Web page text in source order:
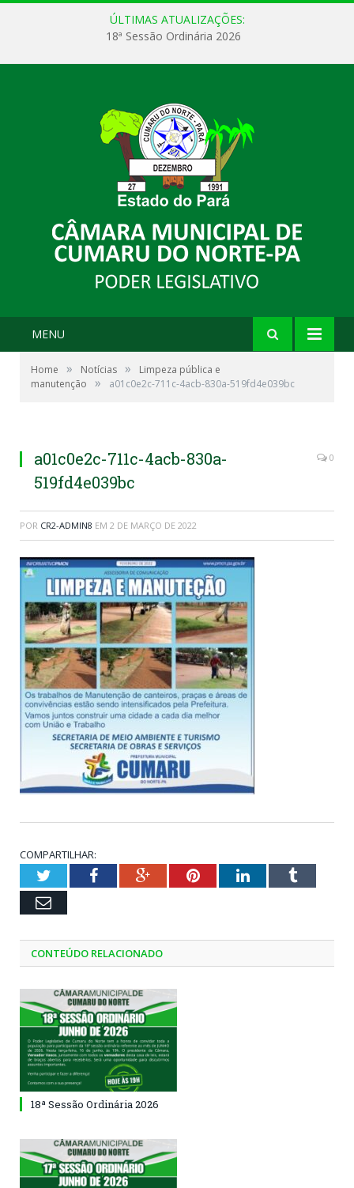
ÚLTIMAS ATUALIZAÇÕES:
18ª Sessão Ordinária 2026
MENU
Home » Notícias »
Limpeza pública e
manutenção
» a01c0e2c-711c-4acb-830a-519fd4e039bc
a01c0e2c-711c-4acb-830a-
519fd4e039bc
0
POR CR2-ADMIN8 EM 2 DE MARÇO DE 2022
COMPARTILHAR:
TwitterFacebookGoogle+PinterestLinkedInTumblr
Email
CONTEÚDO RELACIONADO
18ª Sessão Ordinária 2026